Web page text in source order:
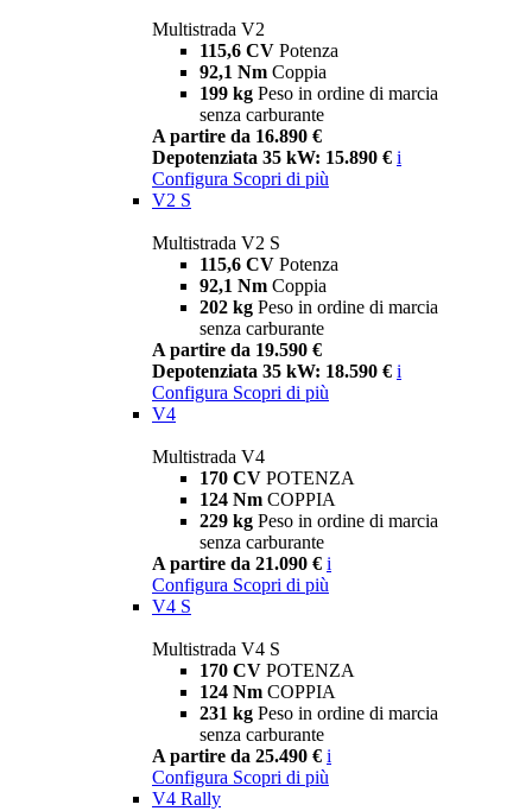
Multistrada V2
115,6 CV Potenza
92,1 Nm Coppia
199 kg Peso in ordine di marcia
senza carburante
A partire da 16.890 €
Depotenziata 35 kW: 15.890 € i
Configura Scopri di più
V2 S
Multistrada V2 S
115,6 CV Potenza
92,1 Nm Coppia
202 kg Peso in ordine di marcia
senza carburante
A partire da 19.590 €
Depotenziata 35 kW: 18.590 € i
Configura Scopri di più
V4
Multistrada V4
170 CV POTENZA
124 Nm COPPIA
229 kg Peso in ordine di marcia
senza carburante
A partire da 21.090 € i
Configura Scopri di più
V4 S
Multistrada V4 S
170 CV POTENZA
124 Nm COPPIA
231 kg Peso in ordine di marcia
senza carburante
A partire da 25.490 € i
Configura Scopri di più
V4 Rally